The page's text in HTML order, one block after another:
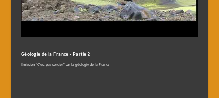
Géologie de la France - Partie 2
Émission "C'est pas sorcier" sur la géologie de la France